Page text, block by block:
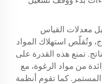
معدلات القياس
وتُقلّص استهلاك المواد
تمنع هذه القدرة على
من مواد الرغوة، مع
كما تقوم أنظمة